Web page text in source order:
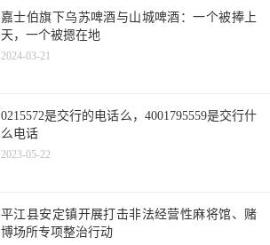
嘉士伯旗下乌苏啤酒与山城啤酒：一个被捧上
天，一个被摁在地
2024-03-21
0215572是交行的电话么，4001795559是交行什
么电话
2023-05-22
平江县安定镇开展打击非法经营性麻将馆、赌
博场所专项整治行动